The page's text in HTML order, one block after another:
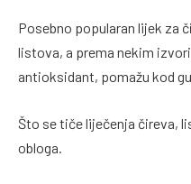
Posebno popularan lijek za
listova, a prema nekim
antioksidant, pomažu kod
Što se tiče liječenja čireva,
obloga.